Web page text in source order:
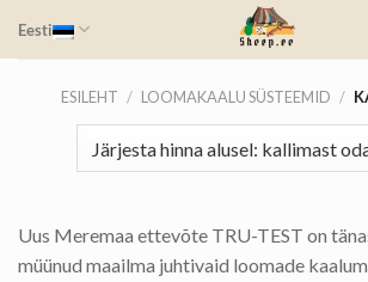
Eesti
ESILEHT / LOOMAKAALU SÜSTEEMID /
Uus Meremaa ettevõte TRU-TEST on
müünud maailma juhtivaid loomade